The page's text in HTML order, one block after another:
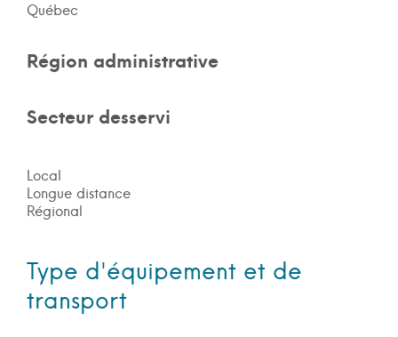
Québec
Région administrative
Secteur desservi
Local
Longue distance
Régional
Type d'équipement et de
transport